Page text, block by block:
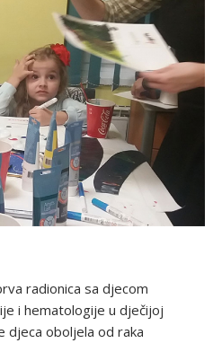
radionica sa djecom
i hematologije u dječijoj
djeca oboljela od raka